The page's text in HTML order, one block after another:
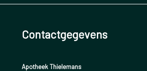
Contactgegevens
Apotheek Thielemans